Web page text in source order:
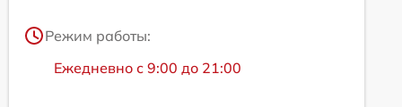
Режим работы:
Ежедневно с 9:00 до 21:00